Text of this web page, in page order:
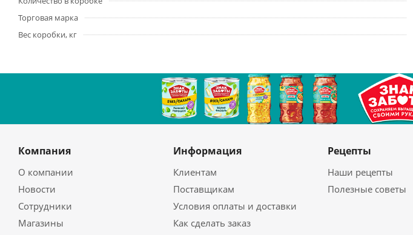
Торговая марка
Вес коробки, кг
Компания
О компании
Новости
Сотрудники
Магазины
Информация
Клиентам
Поставщикам
Условия оплаты и доставки
Как сделать заказ
Рецепты
Наши рецепты
Полезные советы